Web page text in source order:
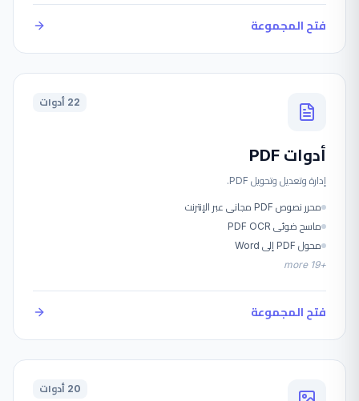
فتح المجموعة
22 أدوات
أدوات PDF
إدارة وتعديل وتحويل PDF.
محرر نصوص PDF مجاني عبر الإنترنت
ماسح ضوئي PDF OCR
محول PDF إلى Word
+
19
more
فتح المجموعة
20 أدوات